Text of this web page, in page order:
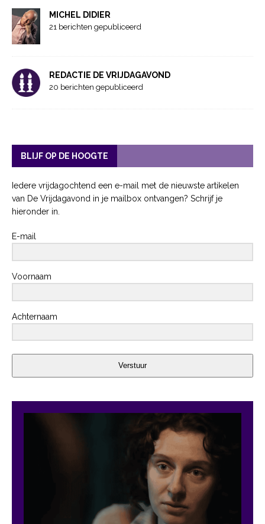
MICHEL DIDIER
21 berichten gepubliceerd
REDACTIE DE VRIJDAGAVOND
20 berichten gepubliceerd
BLIJF OP DE HOOGTE
Iedere vrijdagochtend een e-mail met de nieuwste artikelen
van De Vrijdagavond in je mailbox ontvangen? Schrijf je
hieronder in.
E-mail
Voornaam
Achternaam
Verstuur